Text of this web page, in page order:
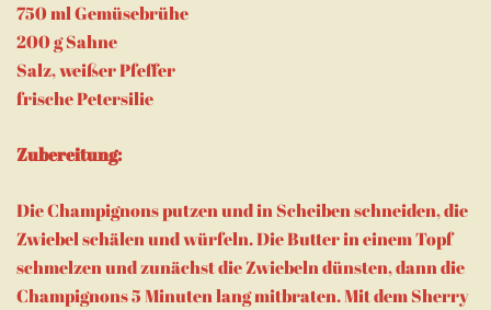
750 ml Gemüsebrühe
200 g Sahne
Salz, weißer Pfeffer
frische Petersilie
Zubereitung:
Die Champignons putzen und in Scheiben schneiden, die
Zwiebel schälen und würfeln. Die Butter in einem Topf
schmelzen und zunächst die Zwiebeln dünsten, dann die
Champignons 5 Minuten lang mitbraten. Mit dem Sherry